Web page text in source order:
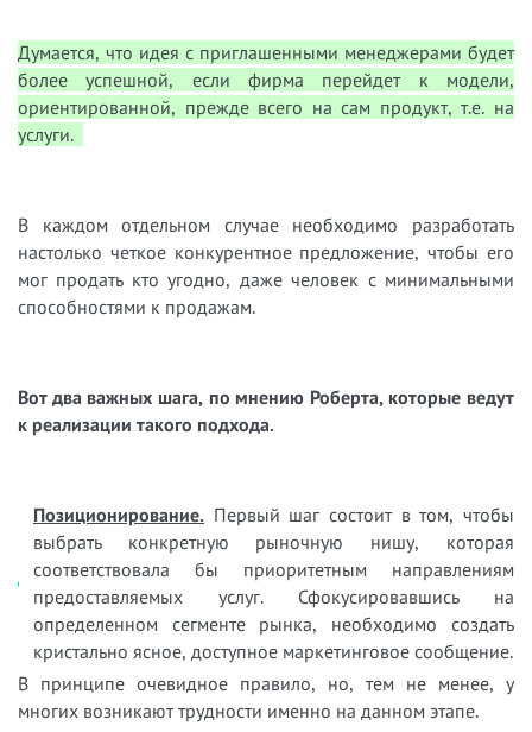
Думается, что идея с приглашенными менеджерами будет
более успешной, если фирма перейдет к модели,
ориентированной, прежде всего на сам продукт, т.е. на
услуги.
В каждом отдельном случае необходимо разработать
настолько четкое конкурентное предложение, чтобы его
мог продать кто угодно, даже человек с минимальными
способностями к продажам.
Вот два важных шага, по мнению Роберта, которые ведут
к реализации такого подхода.
Позиционирование. Первый шаг состоит в том, чтобы
выбрать конкретную рыночную нишу, которая
соответствовала бы приоритетным направлениям
предоставляемых услуг. Сфокусировавшись на
определенном сегменте рынка, необходимо создать
кристально ясное, доступное маркетинговое сообщение.
В принципе очевидное правило, но, тем не менее, у
многих возникают трудности именно на данном этапе.